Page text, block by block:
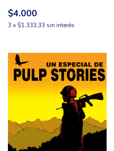
$4.000
3 x $1.333,33 sin interés